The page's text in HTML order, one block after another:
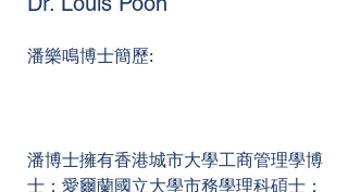
潘樂鳴博士簡歷:
潘博士擁有香港城市大學工商管理學博
士；愛爾蘭國立大學市務學理科碩士；